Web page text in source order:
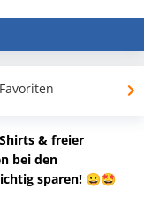
Favoriten
& freier
bei den
sparen! 😀🤩